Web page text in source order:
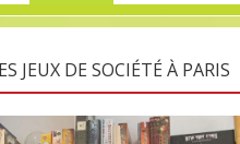
JEUX DE SOCIÉTÉ À PARIS